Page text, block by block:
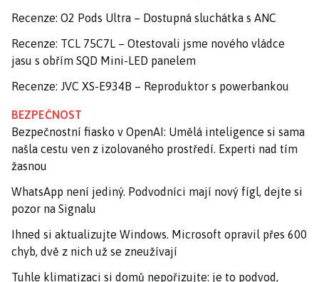
Recenze: O2 Pods Ultra – Dostupná sluchátka s ANC
Recenze: TCL 75C7L – Otestovali jsme nového vládce
jasu s obřím SQD Mini-LED panelem
Recenze: JVC XS-E934B – Reproduktor s powerbankou
BEZPEČNOST
Bezpečnostní fiasko v OpenAI: Umělá inteligence si sama
našla cestu ven z izolovaného prostředí. Experti nad tím
žasnou
WhatsApp není jediný. Podvodníci mají nový fígl, dejte si
pozor na Signalu
Ihned si aktualizujte Windows. Microsoft opravil přes 600
chyb, dvě z nich už se zneužívají
Tuhle klimatizaci si domů nepořizujte: je to podvod,